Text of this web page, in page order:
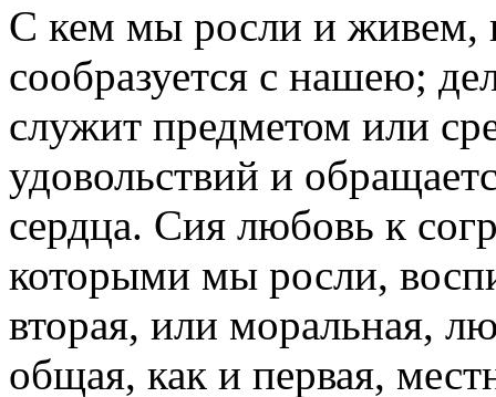
С кем мы росли и живем,
сообразуется с нашею;
служит предметом или
удовольствий и
сердца. Сия любовь к
которыми мы росли,
вторая, или моральная,
общая, как и первая,